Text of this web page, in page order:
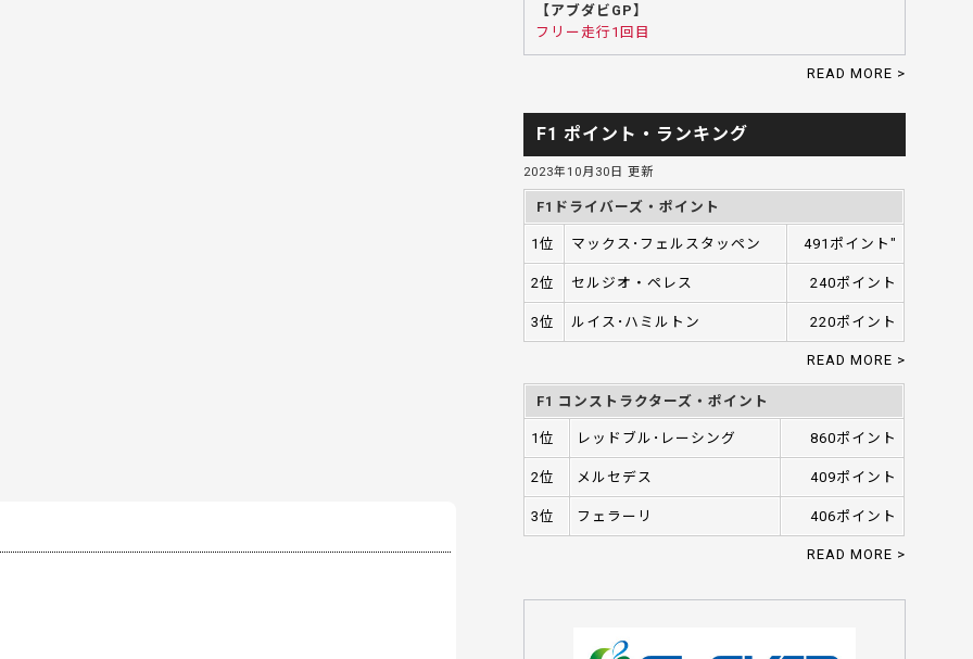
【アブダビGP】
フリー走行1回目
READ MORE >
F1 ポイント・ランキング
2023年10月30日 更新
F1ドライバーズ・ポイント
1位 マックス･フェルスタッペン 491ポイント"
2位 セルジオ・ペレス 240ポイント
3位 ルイス･ハミルトン 220ポイント
READ MORE >
F1 コンストラクターズ・ポイント
1位 レッドブル･レーシング 860ポイント
2位 メルセデス 409ポイント
3位 フェラーリ 406ポイント
READ MORE >